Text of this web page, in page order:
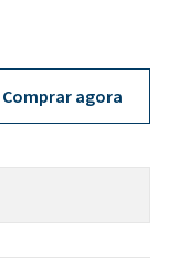
Comprar agora